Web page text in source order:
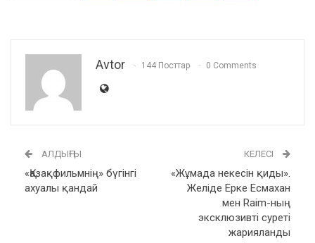
Avtor 144 Посттар 0 Comments
АЛДЫҢҒЫ
«Қазақфильмнің» бүгінгі
ахуалы қандай
КЕЛЕСІ
«Жұмада некесін қиды».
Желіде Ерке Есмахан
мен Raim-ның
эксклюзивті суреті
жарияланды